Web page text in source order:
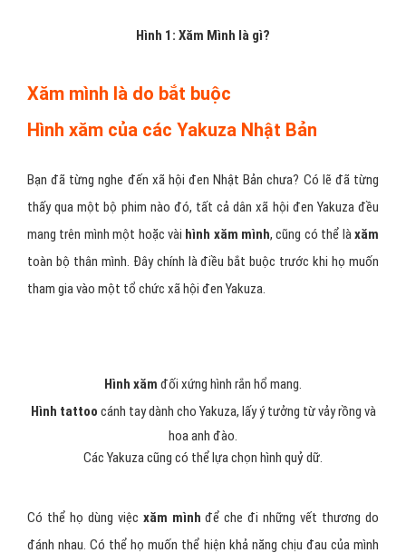
Hình 1: Xăm Mình là gì?
Xăm mình là do bắt buộc
Hình xăm của các Yakuza Nhật Bản
Bạn đã từng nghe đến xã hội đen Nhật Bản chưa? Có lẽ đã từng
thấy qua một bộ phim nào đó, tất cả dân xã hội đen Yakuza đều
mang trên mình một hoặc vài hình xăm mình, cũng có thể làxăm
toàn bộ thân mình. Đây chính là điều bắt buộc trước khi họ muốn
tham gia vào một tổ chức xã hội đen Yakuza.
Hình xăm đối xứng hình rắn hổ mang.
Hình tattoo cánh tay dành cho Yakuza, lấy ý tưởng từ vảy rồng và
hoa anh đào.
Các Yakuza cũng có thể lựa chọn hình quỷ dữ.
Có thể họ dùng việc xăm mình để che đi những vết thương do
đánh nhau. Có thể họ muốn thể hiện khả năng chịu đau của mình